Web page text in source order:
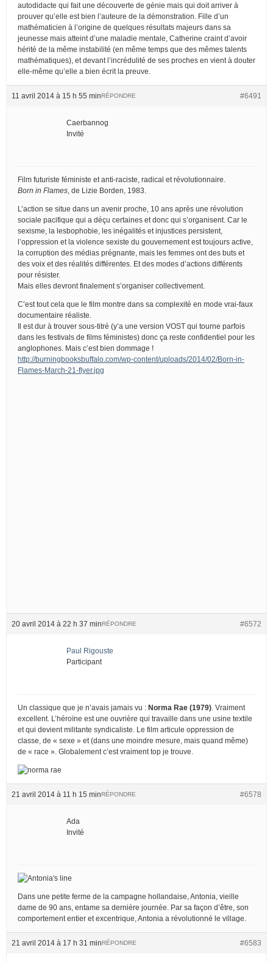
autodidacte qui fait une découverte de génie mais qui doit arriver à
prouver qu’elle est bien l’auteure de la démonstration. Fille d’un
mathématicien à l’origine de quelques résultats majeurs dans sa
jeunesse mais atteint d’une maladie mentale, Catherine craint d’avoir
hérité de la même instabilité (en même temps que des mêmes talents
mathématiques), et devant l’incrédulité de ses proches en vient à douter
elle-même qu’elle a bien écrit la preuve.
11 avril 2014 à 15 h 55 min #6491
RÉPONDRE
Caerbannog
Invité
Film futuriste féministe et anti-raciste, radical et révolutionnaire.
Born in Flames , de Lizie Borden, 1983.
L’action se situe dans un avenir proche, 10 ans après une révolution
sociale pacifique qui a déçu certaines et donc qui s’organisent. Car le
sexisme, la lesbophobie, les inégalités et injustices persistent,
l’oppression et la violence sexiste du gouvernement est toujours active,
la corruption des médias prégnante, mais les femmes ont des buts et
des voix et des réalités différentes. Et des modes d’actions différents
pour résister.
Mais elles devront finalement s’organiser collectivement.
C’est tout cela que le film montre dans sa complexité en mode vrai-faux
documentaire réaliste.
Il est dur à trouver sous-titré (y’a une version VOST qui tourne parfois
dans les festivals de films féministes) donc ça reste confidentiel pour les
anglophones. Mais c’est bien dommage !
http://burningbooksbuffalo.com/wp-content/uploads/2014/02/Born-in-
Flames-March-21-flyer.jpg
20 avril 2014 à 22 h 37 min #6572
RÉPONDRE
Paul Rigouste
Participant
Un classique que je n’avais jamais vu : Norma Rae (1979) . Vraiment
excellent. L’héroïne est une ouvrière qui travaille dans une usine textile
et qui devient militante syndicaliste. Le film articule oppression de
classe, de « sexe » et (dans une moindre mesure, mais quand même)
de « race ». Globalement c’est vraiment top je trouve.
21 avril 2014 à 11 h 15 min #6578
RÉPONDRE
Ada
Invité
Dans une petite ferme de la campagne hollandaise, Antonia, vieille
dame de 90 ans, entame sa dernière journée. Par sa façon d’être, son
comportement entier et excentrique, Antonia a révolutionné le village.
21 avril 2014 à 17 h 31 min #6583
RÉPONDRE